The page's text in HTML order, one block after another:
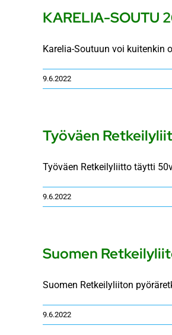
KARELIA-SOUTU
Karelia-Soutuun voi kuitenkin
9.6.2022
Työväen
Työväen Retkeilyliitto täytti
9.6.2022
Suomen
Suomen Retkeilyliiton
9.6.2022